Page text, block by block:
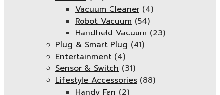
Vacuum Cleaner (4)
Robot Vacuum (54)
Handheld Vacuum (23)
Plug & Smart Plug (41)
Entertainment (4)
Sensor & Switch (31)
Lifestyle Accessories (88)
Handy Fan (2)